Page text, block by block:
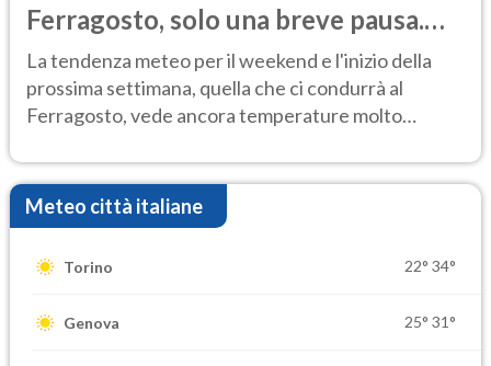
Ferragosto, solo una breve pausa.
Ecco dove
La tendenza meteo per il weekend e l'inizio della
prossima settimana, quella che ci condurrà al
Ferragosto, vede ancora temperature molto
Meteo città italiane
Torino 22° 34°
Genova 25° 31°